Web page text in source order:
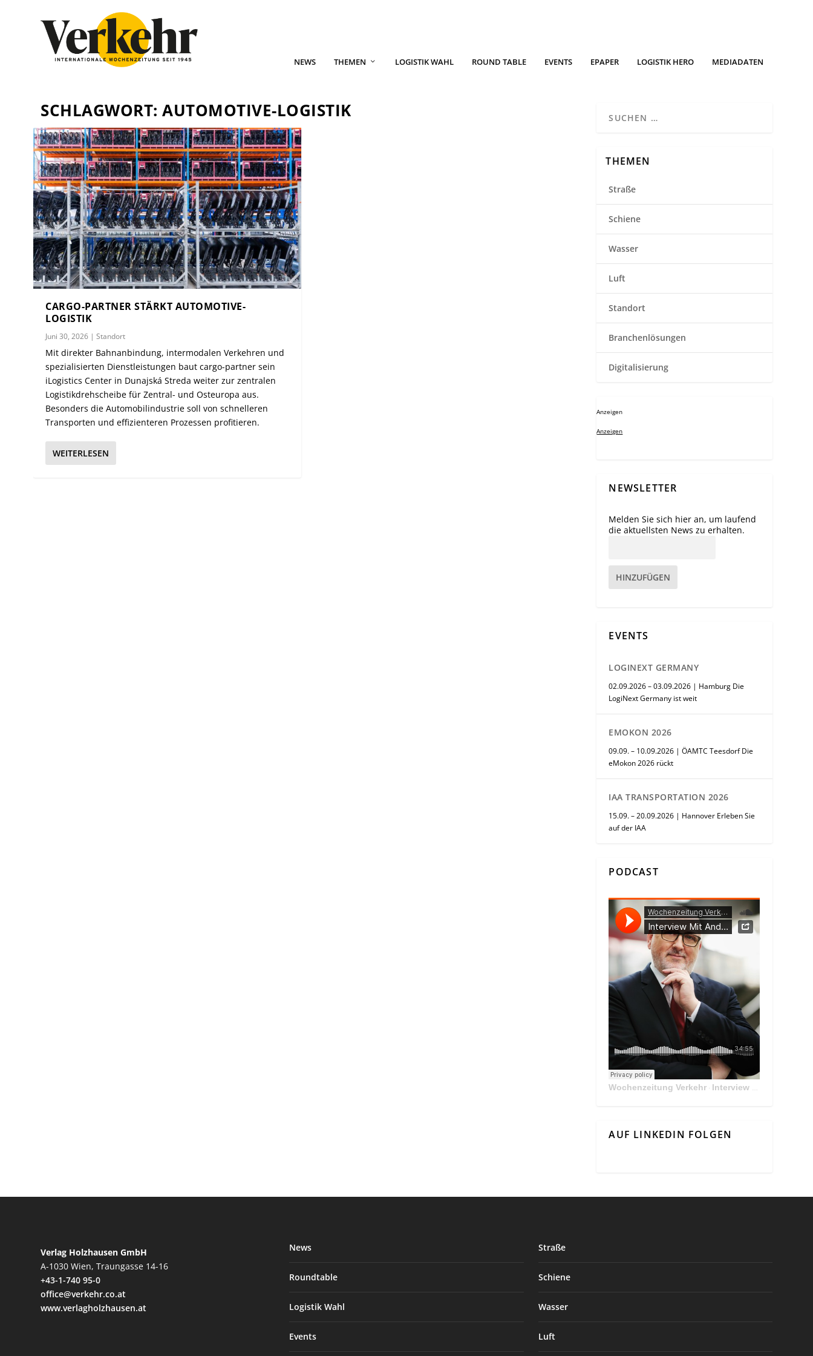
NEWS THEMEN LOGISTIK WAHL ROUND TABLE EVENTS EPAPER LOGISTIK HERO MEDIADATEN
SCHLAGWORT:AUTOMOTIVE-LOGISTIK
CARGO-PARTNER STÄRKT AUTOMOTIVE-
LOGISTIK
Juni 30, 2026 |Standort
Mit direkter Bahnanbindung, intermodalen Verkehren und
spezialisierten Dienstleistungen baut cargo-partner sein
iLogistics Center in Dunajská Streda weiter zur zentralen
Logistikdrehscheibe für Zentral- und Osteuropa aus.
Besonders die Automobilindustrie soll von schnelleren
Transporten und effizienteren Prozessen profitieren.
WEITERLESEN
THEMEN
Straße
Schiene
Wasser
Luft
Standort
Branchenlösungen
Digitalisierung
Anzeigen
Anzeigen
NEWSLETTER
Melden Sie sich hier an, um laufend
die aktuellsten News zu erhalten.
HINZUFÜGEN
EVENTS
LOGINEXT GERMANY
02.09.2026 – 03.09.2026 | Hamburg Die
LogiNext Germany ist weit
EMOKON 2026
09.09. – 10.09.2026 | ÖAMTC Teesdorf Die
eMokon 2026 rückt
IAA TRANSPORTATION 2026
15.09. – 20.09.2026 | Hannover Erleben Sie
auf der IAA
PODCAST
Wochenzeitung Verkehr · Interview Mit Andreas Matthä, CEO der ÖBB Holding
AUF LINKEDIN FOLGEN
Verlag Holzhausen GmbH
A-1030 Wien, Traungasse 14-16
+43-1-740 95-0
office@verkehr.co.at
www.verlagholzhausen.at
News
Roundtable
Logistik Wahl
Events
Straße
Schiene
Wasser
Luft